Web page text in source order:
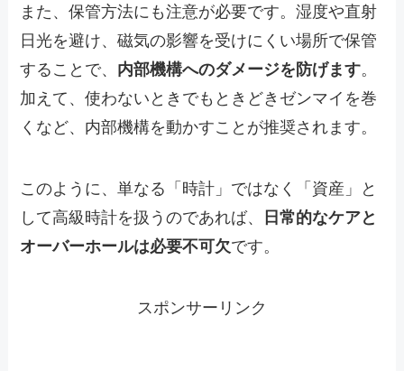
また、保管方法にも注意が必要です。湿度や直射
日光を避け、磁気の影響を受けにくい場所で保管
することで、 内部機構へのダメージを防げます。
加えて、使わないときでもときどきゼンマイを巻
くなど、内部機構を動かすことが推奨されます。
このように、単なる「時計」ではなく「資産」と
して高級時計を扱うのであれば、
日常的なケアと
オーバーホールは必要不可欠です。
スポンサーリンク